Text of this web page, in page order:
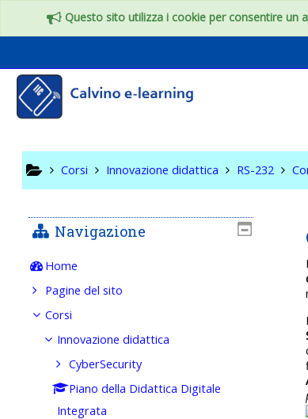
Questo sito utilizza i cookie per consentire un
Corsi Innovazione didattica RS-232
Navigazione
Home
Pagine del sito
Corsi
Innovazione didattica
CyberSecurity
Piano della Didattica Digitale
Integrata